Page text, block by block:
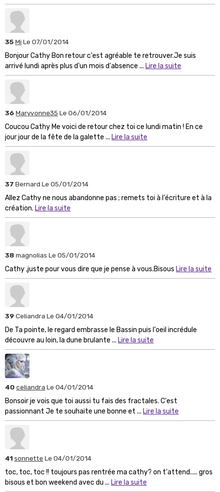
35Mi Le 07/01/2014
Bonjour Cathy Bon retour c'est agréable te retrouver.Je suis
arrivé lundi après plus d'un mois d'absence ... Lire la suite
36 Maryvonne35 Le 06/01/2014
Coucou Cathy Me voici de retour chez toi ce lundi matin ! En ce
jour jour de la fête de la galette ... Lire la suite
37 Bernard Le 05/01/2014
Allez Cathy ne nous abandonne pas ; remets toi à l'écriture et à la
création. Lire la suite
38 magnolias Le 05/01/2014
Cathy ,juste pour vous dire que je pense à vous.Bisous Lire la suite
39 Celiandra Le 04/01/2014
De Ta pointe, le regard embrasse le Bassin puis l'oeil incrédule
découvre au loin, la dune brulante ... Lire la suite
40 celiandra Le 04/01/2014
Bonsoir je vois que toi aussi tu fais des fractales. C'est
passionnant Je te souhaite une bonne et ... Lire la suite
41sonnette Le 04/01/2014
toc, toc, toc !! toujours pas rentrée ma cathy? on t'attend..... gros
bisous et bon weekend avec du ... Lire la suite